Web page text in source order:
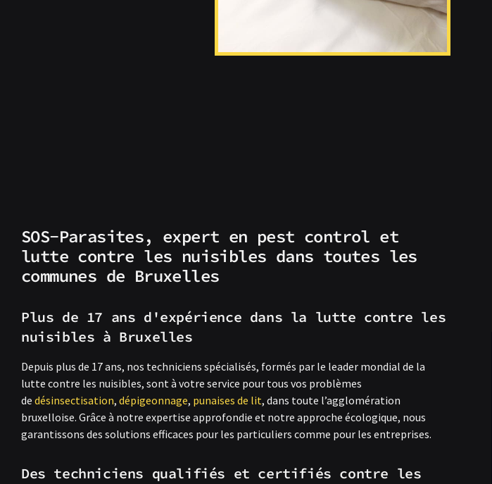
SOS-Parasites, expert en pest control et
lutte contre les nuisibles dans toutes les
communes de Bruxelles
Plus de 17 ans d'expérience dans la lutte contre les
nuisibles à Bruxelles
Depuis plus de 17 ans, nos techniciens spécialisés, formés par le leader mondial de la
lutte contre les nuisibles, sont à votre service pour tous vos problèmes
de désinsectisation, dépigeonnage, punaises de lit, dans toute l’agglomération
bruxelloise. Grâce à notre expertise approfondie et notre approche écologique, nous
garantissons des solutions efficaces pour les particuliers comme pour les entreprises.
Des techniciens qualifiés et certifiés contre les